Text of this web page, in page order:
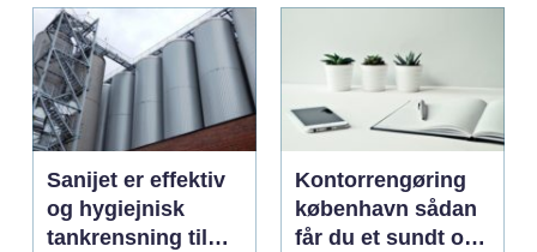
Sanijet er effektiv
og hygiejnisk
tankrensning til
Kontorrengøring
københavn sådan
får du et sundt og